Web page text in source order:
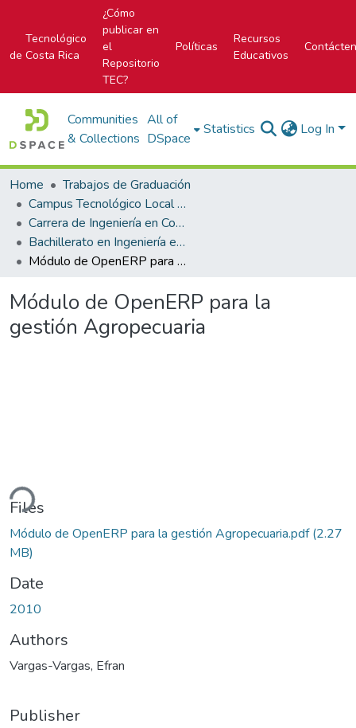
Tecnológico
de Costa Rica
¿Cómo
publicar en
el
Repositorio
TEC?
Políticas
Recursos
Educativos
Communities
& Collections
All of
DSpace
Statistics Log In
Home
Trabajos de Graduación
Campus Tecnológico Local San Carlos
Carrera de Ingeniería en Computación
Bachillerato en Ingeniería en Computación
Módulo de OpenERP para la gestión Agropecuaria
Módulo de OpenERP para la
gestión Agropecuaria
Files
Módulo de OpenERP para la gestión Agropecuaria.pdf(2.27
MB)
Date
2010
Authors
Vargas-Vargas, Efran
Publisher